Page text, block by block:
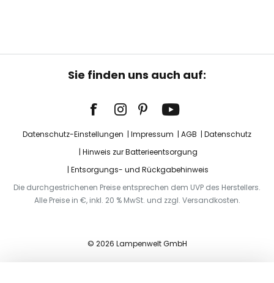
Sie finden uns auch auf:
Datenschutz-Einstellungen Impressum AGB
Datenschutz
Hinweis zur Batterieentsorgung
Entsorgungs- und Rückgabehinweis
Die durchgestrichenen Preise entsprechen dem UVP des Herstellers.
Alle Preise in €, inkl. 20 % MwSt. und zzgl. Versandkosten.
© 2026 Lampenwelt GmbH